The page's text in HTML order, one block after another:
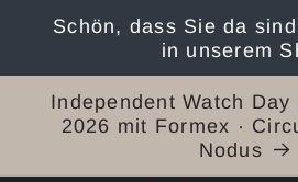
zum
Schön, dass Sie da
in unserem
Independent Watch Day
2026 mit Formex ·
Nodus